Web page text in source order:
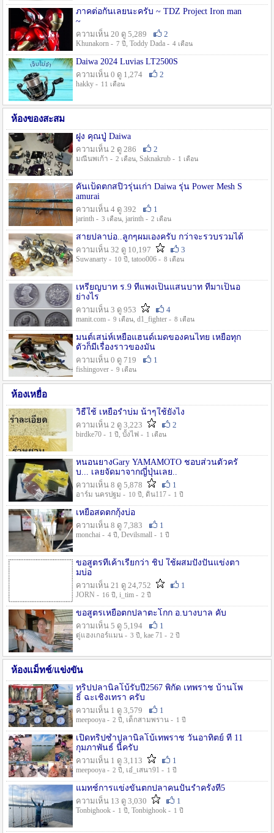
ภาคต่อกันเลยนะครับ ~ TDZ Project Iron man
~
ความเห็น 20 ดู 5,289
2
Khunakorn - 7 ปี , Toddy Dada - 4 เดือน
Daiwa 2024 Luvias LT2500S
ความเห็น 0 ดู 1,274
2
hakky - 11 เดือน
ห้องของสะสม
ฝูง คุณปู่ Daiwa
ความเห็น 2 ดู 286
2
มณีนพเก้า - 2 เดือน, Saknakrub - 1 เดือน
คันเบ็ดตกสปิ๋วรุ่นเก่า Daiwa รุ่น Power Mesh S
amurai
ความเห็น 4 ดู 392
1
jarinth - 3 เดือน, jarinth - 2 เดือน
สายปลาบ่อ..ลูกๆผมเองครับ กว่าจะรวบรวมได้
ความเห็น 32 ดู 10,197
3
Suwanarty - 10 ปี , tatoo006 - 8 เดือน
เหรียญบาท ร.9 ที่แพงเป็นแสนบาท ที่มาเป็นอ
ย่างไร
ความเห็น 3 ดู 953
4
manit.com - 9 เดือน, d1_fighter - 8 เดือน
มนต์เสน่ห์เหยื่อแฮนด์เมดของคนไทย เหยื่อทุก
ตัวก็มีเรื่องราวของมัน
ความเห็น 0 ดู 719
1
fishingover - 9 เดือน
ห้องเหยื่อ
วิธืใช้ เหยื่อรำบ่ม น้าๆใช้ยังไง
ความเห็น 2 ดู 3,223
2
birdke70 - 1 ปี , บั้งไฟ - 1 เดือน
หนอนยางGary YAMAMOTO ชอบส่วนตัวครั
บ... เลยจัดมาจากญี่ปุ่นเลย..
ความเห็น 8 ดู 5,878
1
อาร์ม นครปฐม - 10 ปี , ดิน117 - 1 ปี
เหยื่อสดตกกุ้งบ่อ
ความเห็น 8 ดู 7,383
1
monchai - 4 ปี , Devilsmall - 1 ปี
ขอสูตรที่เค้าเรียกว่า ชิป ใช้ผสมปังปั่นแข่งตา
มบ่อ
ความเห็น 21 ดู 24,752
1
JORN - 16 ปี , i_tim - 2 ปี
ขอสูตรเหยื่อตกปลาตะโกก อ.บางบาล คับ
ความเห็น 5 ดู 5,194
1
ตู่แฮงเกอร์แมน - 3 ปี , kae 71 - 2 ปี
ห้องแม็ทช์/แข่งขัน
ทริปปลานิลโบ้รับปี2567 พิกัด เทพราช บ้านโพ
ธิ์ ฉะเชิงเทรา ครับ
ความเห็น 1 ดู 3,579
1
meepooya - 2 ปี , เด็กสามพราน - 1 ปี
เปิดทริปซ้ำปลานิลโบ้เทพราช วันอาทิตย์ ที่ 11
กุมภาพันธ์ นี้ครับ
ความเห็น 1 ดู 3,113
1
meepooya - 2 ปี , เอ๋_เสนา91 - 1 ปี
แมทช์การแข่งขั้นตกปลาคนปั้นรำครั้งที่5
ความเห็น 13 ดู 3,030
1
Tonbighook - 1 ปี , Tonbighook - 1 ปี